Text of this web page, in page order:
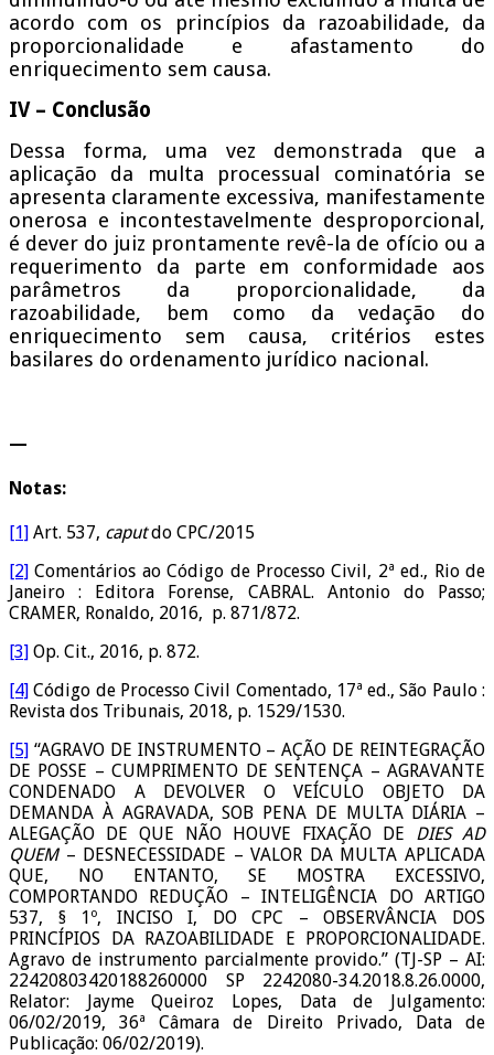
acordo com os princípios da razoabilidade, da
proporcionalidade e afastamento do
enriquecimento sem causa.
IV – Conclusão
Dessa forma, uma vez demonstrada que a
aplicação da multa processual cominatória se
apresenta claramente excessiva, manifestamente
onerosa e incontestavelmente desproporcional,
é dever do juiz prontamente revê-la de ofício ou a
requerimento da parte em conformidade aos
parâmetros da proporcionalidade, da
razoabilidade, bem como da vedação do
enriquecimento sem causa, critérios estes
basilares do ordenamento jurídico nacional.
—
Notas:
[1] Art. 537, caputdo CPC/2015
[2] Comentários ao Código de Processo Civil, 2ª ed., Rio de
Janeiro : Editora Forense, CABRAL. Antonio do Passo;
CRAMER, Ronaldo, 2016, p. 871/872.
[3] Op. Cit., 2016, p. 872.
[4] Código de Processo Civil Comentado, 17ª ed., São Paulo :
Revista dos Tribunais, 2018, p. 1529/1530.
[5] “AGRAVO DE INSTRUMENTO – AÇÃO DE REINTEGRAÇÃO
DE POSSE – CUMPRIMENTO DE SENTENÇA – AGRAVANTE
CONDENADO A DEVOLVER O VEÍCULO OBJETO DA
DEMANDA À AGRAVADA, SOB PENA DE MULTA DIÁRIA –
ALEGAÇÃO DE QUE NÃO HOUVE FIXAÇÃO DE DIES AD
QUEM– DESNECESSIDADE – VALOR DA MULTA APLICADA
QUE, NO ENTANTO, SE MOSTRA EXCESSIVO,
COMPORTANDO REDUÇÃO – INTELIGÊNCIA DO ARTIGO
537, § 1º, INCISO I, DO CPC – OBSERVÂNCIA DOS
PRINCÍPIOS DA RAZOABILIDADE E PROPORCIONALIDADE.
Agravo de instrumento parcialmente provido.” (TJ-SP – AI:
22420803420188260000 SP 2242080-34.2018.8.26.0000,
Relator: Jayme Queiroz Lopes, Data de Julgamento:
06/02/2019, 36ª Câmara de Direito Privado, Data de
Publicação: 06/02/2019).